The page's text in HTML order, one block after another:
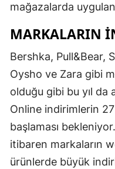
mağazalarda
MARKALARIN
Bershka, Pull&Bear,
Oysho ve Zara gibi
olduğu gibi bu yıl da
Online indirimlerin
başlaması
itibaren markaların
ürünlerde büyük